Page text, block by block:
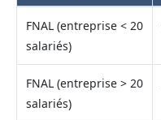
FNAL (entreprise < 20
salariés)
FNAL (entreprise > 20
salariés)